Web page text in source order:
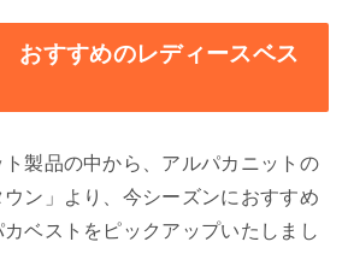
おすすめのレディースベス
製品の中から、アルパカニットの
ン」より、今シーズンにおすすめ
ベストをピックアップいたしまし